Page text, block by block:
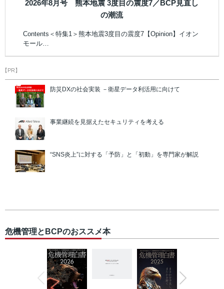
2026年8月号 熊本地震 3度目の震度7／BCP見直し
の潮流
Contents＜特集1＞熊本地震3度目の震度7【Opinion】イオン
モール…
【PR】
防災DXの社会実装 －衛星データ利活用に向けて
事業継続を見据えたセキュリティを考える
“SNS炎上”に対する「予防」と「初動」を専門家が解説
危機管理とBCPのおススメ本